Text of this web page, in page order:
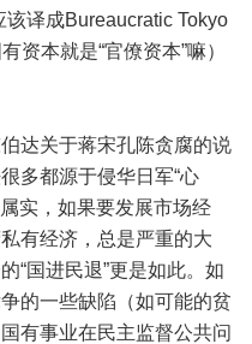
译成Bureaucratic Tokyo
资本就是“官僚资本”嘛）
关于蒋宋孔陈贪腐的说
多都源于侵华日军“心
实，如果要发展市场经
有经济，总是严重的大
“国进民退”更是如此。如
的一些缺陷（如可能的贫
有事业在民主监督公共问